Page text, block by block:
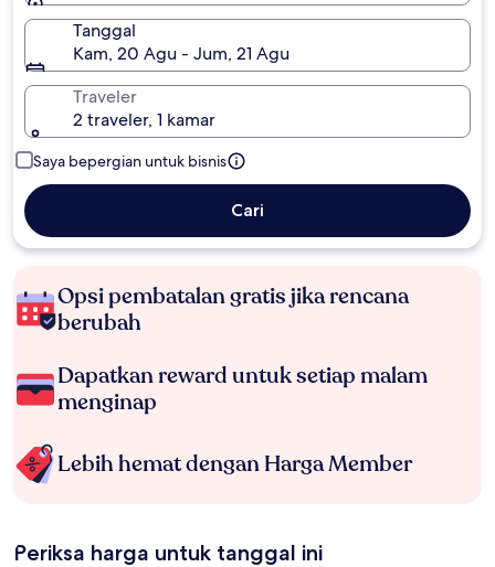
Tanggal
Kam, 20 Agu - Jum, 21 Agu
Traveler
2 traveler, 1 kamar
Saya bepergian untuk bisnis
Cari
Opsi pembatalan gratis jika rencana
berubah
Dapatkan reward untuk setiap malam
menginap
Lebih hemat dengan Harga Member
Periksa harga untuk tanggal ini